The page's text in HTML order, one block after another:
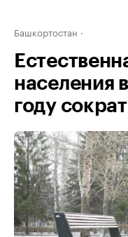
Башкортостан
населения
году